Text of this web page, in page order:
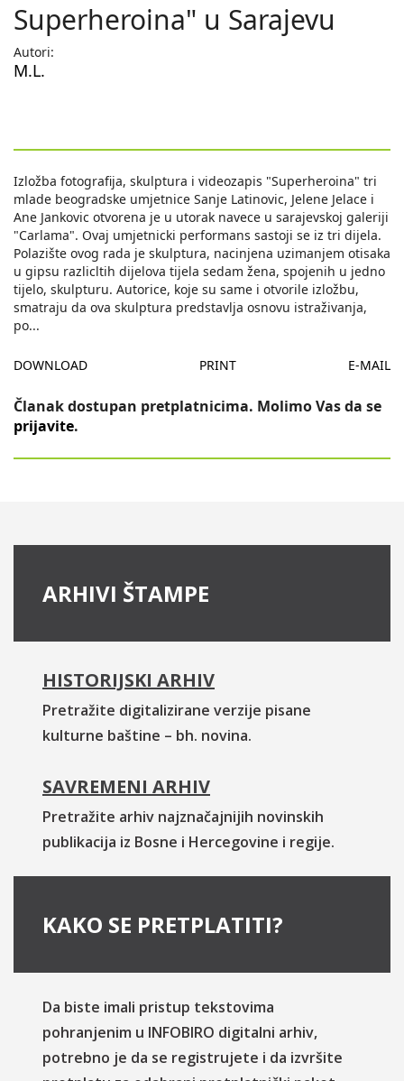
Superheroina" u Sarajevu
Autori:
M.L.
Izložba fotografija, skulptura i videozapis "Superheroina" tri
mlade beogradske umjetnice Sanje Latinovic, Jelene Jelace i
Ane Jankovic otvorena je u utorak navece u sarajevskoj galeriji
"Carlama". Ovaj umjetnicki performans sastoji se iz tri dijela.
Polazište ovog rada je skulptura, nacinjena uzimanjem otisaka
u gipsu razlicltih dijelova tijela sedam žena, spojenih u jedno
tijelo, skulpturu. Autorice, koje su same i otvorile izložbu,
smatraju da ova skulptura predstavlja osnovu istraživanja,
po...
DOWNLOAD PRINT E-MAIL
Članak dostupan pretplatnicima. Molimo Vas da se
prijavite.
ARHIVI ŠTAMPE
HISTORIJSKI ARHIV
Pretražite digitalizirane verzije pisane
kulturne baštine – bh. novina.
SAVREMENI ARHIV
Pretražite arhiv najznačajnijih novinskih
publikacija iz Bosne i Hercegovine i regije.
KAKO SE PRETPLATITI?
Da biste imali pristup tekstovima
pohranjenim u INFOBIRO digitalni arhiv,
potrebno je da se registrujete i da izvršite